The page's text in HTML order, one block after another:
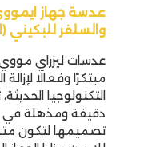
عدسة جهاز
والسلفر
عدسات ليزراي
مبتكرًا وفعالًا
التكنولوجيا
دقيقة ومذهلة في
تصميمها لتكون